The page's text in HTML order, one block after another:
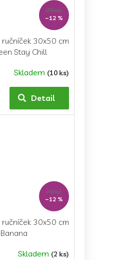
79 Kč
–12 %
30x50 cm
Stay Chill
Skladem (10 ks)
Detail
79 Kč
–12 %
30x50 cm
Skladem (2 ks)